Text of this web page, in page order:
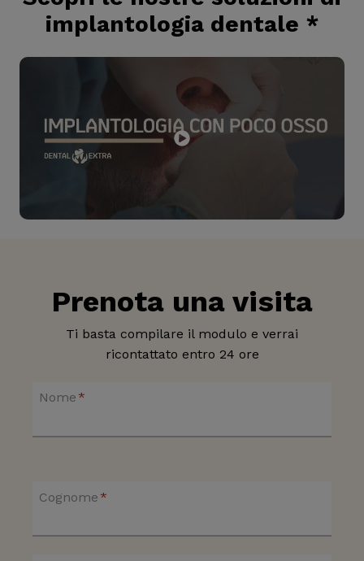
implantologia dentale *
Prenota una visita
Ti basta compilare il modulo e verrai
ricontattato entro 24 ore
Nome *
Cognome *